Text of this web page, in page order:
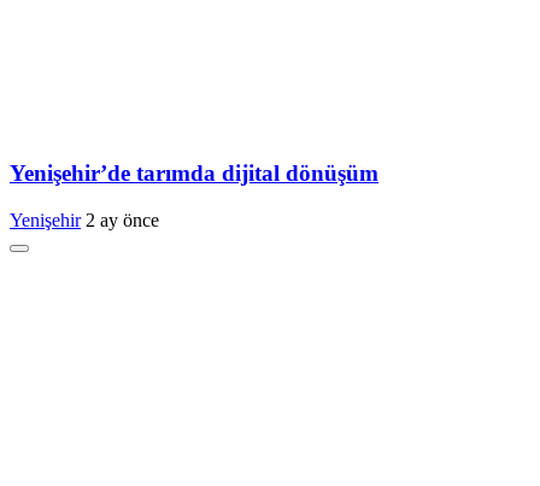
Yenişehir’de tarımda dijital dönüşüm
Yenişehir 2 ay önce